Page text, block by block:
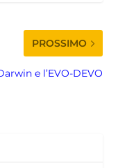
PROSSIMO
e l’EVO-DEVO